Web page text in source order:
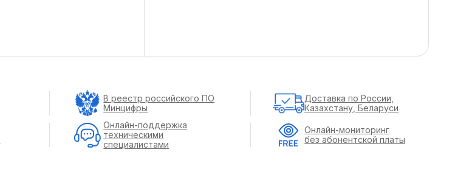
В реестр российского ПО
Минцифры
Доставка по России,
Казахстану, Беларуси
Онлайн-поддержка
техническими
специалистами
Онлайн-мониторинг
без абонентской платы